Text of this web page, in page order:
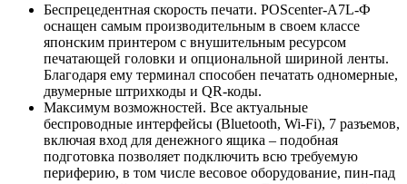
Беспрецедентная скорость печати. POScenter-A7L-Ф
оснащен самым производительным в своем классе
японским принтером с внушительным ресурсом
печатающей головки и опциональной шириной ленты.
Благодаря ему терминал способен печатать одномерные,
двумерные штрихкоды и QR-коды.
Максимум возможностей. Все актуальные
беспроводные интерфейсы (Bluetooth, Wi-Fi), 7 разъемов,
включая вход для денежного ящика – подобная
подготовка позволяет подключить всю требуемую
периферию, в том числе весовое оборудование, пин-пад